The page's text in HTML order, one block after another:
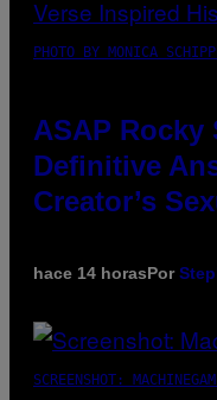
PHOTO BY MONICA
ASAP Rocky
Definitive
Creator’s
hace 14 horasPor
SCREENSHOT: